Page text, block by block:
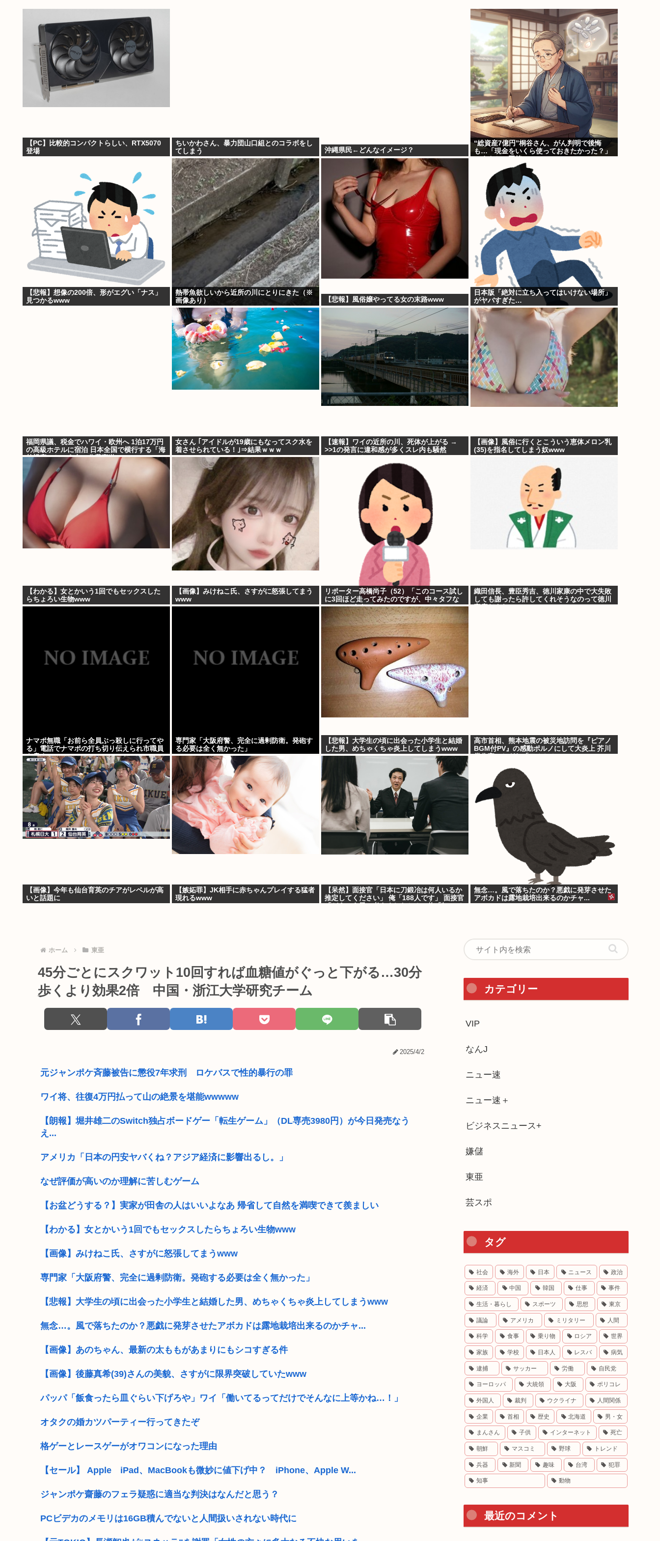
【PC】比較的コンパクトらしい、RTX5070
登場
ちいかわさん、暴力団山口組とのコラボをし
てしまう
沖縄県民←どんなイメージ？
“総資産7億円”桐谷さん、がん判明で後悔
も…「現金をいくら使っておきたかった？」
【悲報】想像の200倍、形がエグい「ナス」
見つかるwww
熱帯魚欲しいから近所の川にとりにきた（※
画像あり）
【悲報】風俗嬢やってる女の末路www
日本版「絶対に立ち入ってはいけない場所」
がヤバすぎた…
福岡県議、税金でハワイ・欧州へ 1泊17万円
の高級ホテルに宿泊 日本全国で横行する「海
外視察」という名の公費豪遊
女さん ｢アイドルが19歳にもなってスク水を
着させられている！｣⇒結果ｗｗｗ
【速報】ワイの近所の川、死体が上がる →
>>1の発言に違和感が多くスレ内も騒然
【画像】風俗に行くとこういう恵体メロン乳
(35)を指名してしまう奴www
【わかる】女とかいう1回でもセックスした
らちょろい生物www
【画像】みけねこ氏、さすがに怒張してまう
www
リポーター高橋尚子（52）「このコース試し
に3回ほど走ってみたのですが、中々タフな
コースですよ」
織田信長、豊臣秀吉、徳川家康の中で大失敗
しても謝ったら許してくれそうなのって徳川
ナマポ無職「お前ら全員ぶっ殺しに行ってや
る」電話でナマポの打ち切り伝えられ市職員
を脅す
専門家「大阪府警、完全に過剰防衛。発砲す
る必要は全く無かった」
【悲報】大学生の頃に出会った小学生と結婚
した男、めちゃくちゃ炎上してしまうwww
高市首相、熊本地震の被災地訪問を『ピアノ
BGM付PV』の感動ポルノにして大炎上 芥川
【画像】今年も仙台育英のチアがレベルが高
いと話題に
【嫉妬罪】JK相手に赤ちゃんプレイする猛者
現れるwww
【呆然】面接官「日本に刀鍛冶は何人いるか
推定してください」 俺「188人です」 面接官
無念…。風で落ちたのか？悪戯に発芽させた
アボカドは露地栽培出来るのかチャ...
ホーム 東亜
45分ごとにスクワット10回すれば血糖値がぐっと下がる…30分
歩くより効果2倍 中国・浙江大学研究チーム
2025/4/2
元ジャンポケ斉藤被告に懲役7年求刑 ロケバスで性的暴行の罪
ワイ将、往復4万円払って山の絶景を堪能wwwww
【朗報】堀井雄二のSwitch独占ボードゲー「転生ゲーム」（DL専売3980円）が今日発売なう
え...
アメリカ「日本の円安ヤバくね？アジア経済に影響出るし。」
なぜ評価が高いのか理解に苦しむゲーム
【お盆どうする？】実家が田舎の人はいいよなあ 帰省して自然を満喫できて羨ましい
【わかる】女とかいう1回でもセックスしたらちょろい生物www
【画像】みけねこ氏、さすがに怒張してまうwww
専門家「大阪府警、完全に過剰防衛。発砲する必要は全く無かった」
【悲報】大学生の頃に出会った小学生と結婚した男、めちゃくちゃ炎上してしまうwww
無念…。風で落ちたのか？悪戯に発芽させたアボカドは露地栽培出来るのかチャ...
【画像】あのちゃん、最新の太ももがあまりにもシコすぎる件
【画像】後藤真希(39)さんの美貌、さすがに限界突破していたwww
パッパ「飯食ったら皿ぐらい下げろや」ワイ「働いてるってだけでそんなに上等かね…！」
オタクの婚カツパーティー行ってきたぞ
格ゲーとレースゲーがオワコンになった理由
【セール】 Apple iPad、MacBookも微妙に値下げ中？ iPhone、Apple W...
ジャンポケ齋藤のフェラ疑惑に適当な判決はなんだと思う？
PCビデカのメモリは16GB積んでないと人間扱いされない時代に
カテゴリー
VIP
なんJ
ニュー速
ニュー速＋
ビジネスニュース+
嫌儲
東亜
芸スポ
タグ
社会 海外 日本 ニュース 政治
経済 中国 韓国 仕事 事件
生活・暮らし スポーツ 思想 東京
議論 アメリカ ミリタリー 人間
科学 食事 乗り物 ロシア 世界
家族 学校 日本人 レスバ 病気
逮捕 サッカー 労働 自民党
ヨーロッパ 大統領 大阪 ポリコレ
外国人 裁判 ウクライナ 人間関係
企業 首相 歴史 北海道 男・女
まんさん 子供 インターネット 死亡
朝鮮 マスコミ 野球 トレンド
兵器 新聞 趣味 台湾 犯罪
知事 動物
最近のコメント